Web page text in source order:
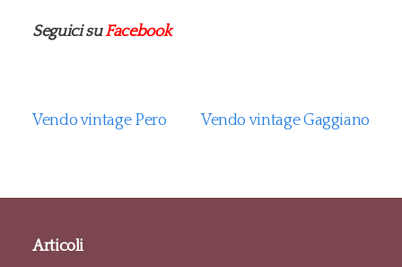
Seguici suFacebook
Vendo vintage Pero Vendo vintage Gaggiano
Articoli